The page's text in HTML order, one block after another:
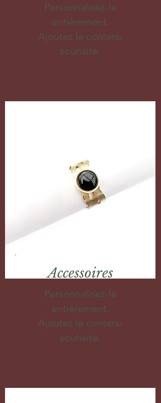
Personnalisez-le
entièrement.
Ajoutez le contenu
souhaité.
Accessoires
Personnalisez-le
entièrement.
Ajoutez le contenu
souhaité.